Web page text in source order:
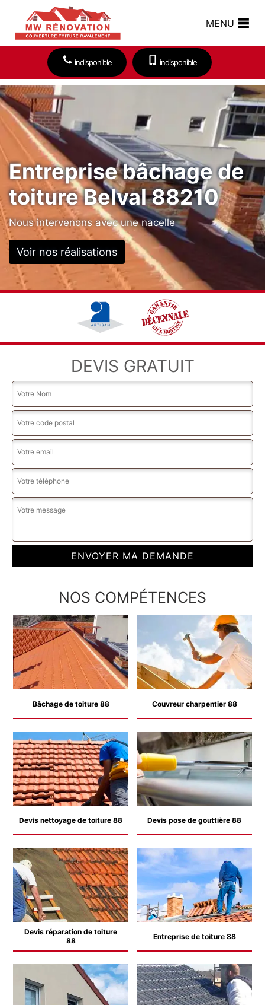
MENU
indisponible indisponible
Entreprise bâchage de
toiture Belval 88210
Nous intervenons avec une nacelle
Voir nos réalisations
DEVIS GRATUIT
NOS COMPÉTENCES
Bâchage de toiture 88 Couvreur charpentier 88
Devis nettoyage de toiture 88 Devis pose de gouttière 88
Devis réparation de toiture
88
Entreprise de toiture 88